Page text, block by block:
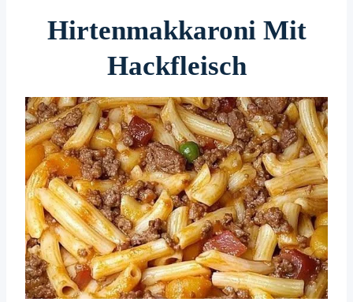
Hirtenmakkaroni Mit
Hackfleisch